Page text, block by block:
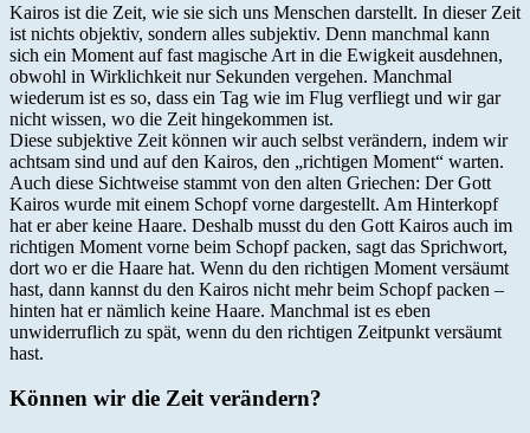
Kairos ist die Zeit, wie sie sich uns Menschen darstellt. In dieser Zeit
ist nichts objektiv, sondern alles subjektiv. Denn manchmal kann
sich ein Moment auf fast magische Art in die Ewigkeit ausdehnen,
obwohl in Wirklichkeit nur Sekunden vergehen. Manchmal
wiederum ist es so, dass ein Tag wie im Flug verfliegt und wir gar
nicht wissen, wo die Zeit hingekommen ist.
Diese subjektive Zeit können wir auch selbst verändern, indem wir
achtsam sind und auf den Kairos, den „richtigen Moment“ warten.
Auch diese Sichtweise stammt von den alten Griechen: Der Gott
Kairos wurde mit einem Schopf vorne dargestellt. Am Hinterkopf
hat er aber keine Haare. Deshalb musst du den Gott Kairos auch im
richtigen Moment vorne beim Schopf packen, sagt das Sprichwort,
dort wo er die Haare hat. Wenn du den richtigen Moment versäumt
hast, dann kannst du den Kairos nicht mehr beim Schopf packen –
hinten hat er nämlich keine Haare. Manchmal ist es eben
unwiderruflich zu spät, wenn du den richtigen Zeitpunkt versäumt
hast.
Können wir die Zeit verändern?